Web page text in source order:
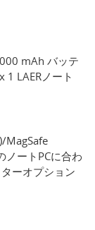
mAh バッテ
1 LAERノート
MagSafe
ノートPCに合わ
ーオプション